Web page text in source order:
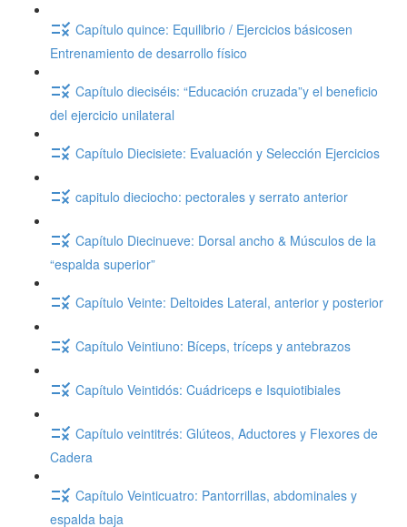
Capítulo quince: Equilibrio / Ejercicios básicosen
Entrenamiento de desarrollo físico
Capítulo dieciséis: “Educación cruzada”y el beneficio
del ejercicio unilateral
Capítulo Diecisiete: Evaluación y Selección Ejercicios
capitulo dieciocho: pectorales y serrato anterior
Capítulo Diecinueve: Dorsal ancho & Músculos de la
“espalda superior”
Capítulo Veinte: Deltoides Lateral, anterior y posterior
Capítulo Veintiuno: Bíceps, tríceps y antebrazos
Capítulo Veintidós: Cuádriceps e Isquiotibiales
Capítulo veintitrés: Glúteos, Aductores y Flexores de
Cadera
Capítulo Veinticuatro: Pantorrillas, abdominales y
espalda baja